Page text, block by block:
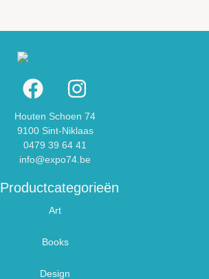
Houten Schoen 74
9100 Sint-Niklaas
0479 39 64 41
info@expo74.be
Productcategorieën
Art
Books
Design